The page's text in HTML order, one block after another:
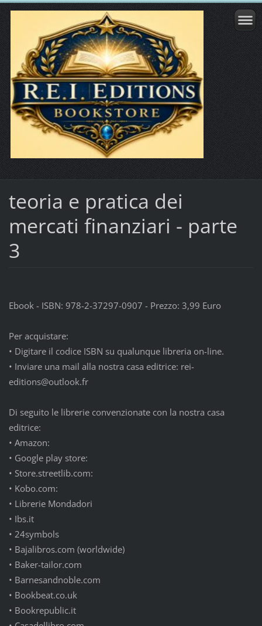
teoria e pratica dei
mercati finanziari - parte
3
Ebook - ISBN: 978-2-37297-0907 - Prezzo: 3,99 Euro
Per acquistare:
• Digitare il codice ISBN su qualunque libreria on-line.
• Inviare una mail alla nostra casa editrice: rei-
editions@outlook.fr
Di seguito le librerie convenzionate con la nostra casa
editrice:
• Amazon:
• Google play store:
• Store.streetlib.com:
• Kobo.com:
• Librerie Mondadori
• Ibs.it
• 24symbols
• Bajalibros.com (worldwide)
• Baker-tailor.com
• Barnesandnoble.com
• Bookbeat.co.uk
• Bookrepublic.it